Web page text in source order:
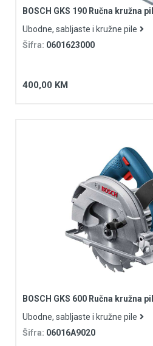
BOSCH GKS 190 Ručna kružna
Ubodne, sabljaste i kružne pile
Šifra: 0601623000
400,00 KM
BOSCH GKS 600 Ručna kružna
Ubodne, sabljaste i kružne pile
Šifra: 06016A9020